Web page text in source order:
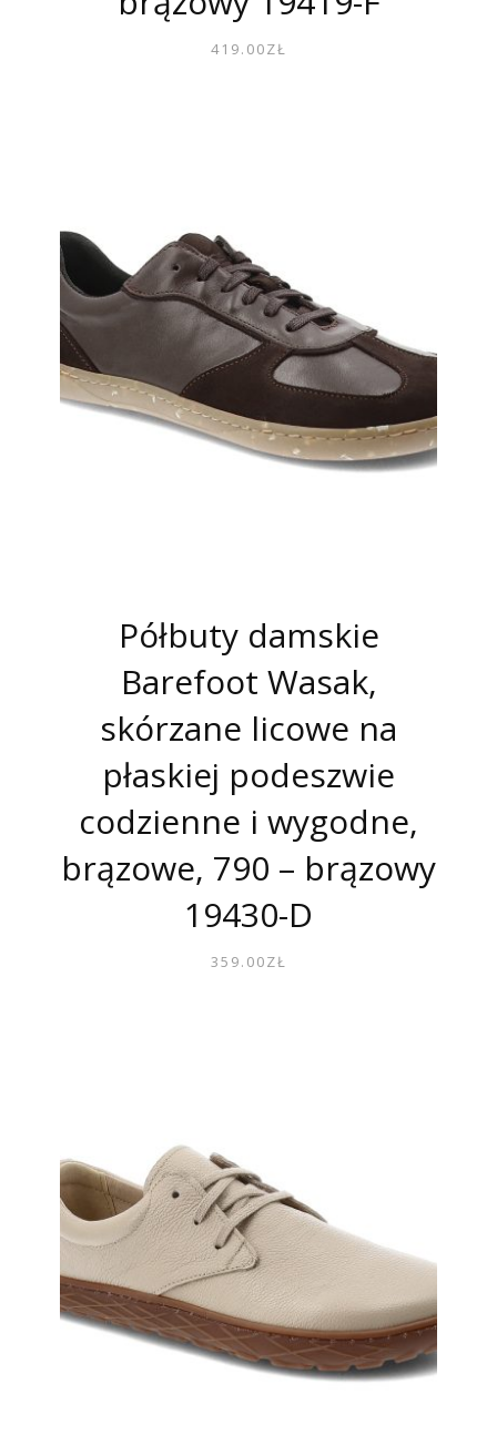
419.00ZŁ
Półbuty damskie
Barefoot Wasak,
skórzane licowe na
płaskiej podeszwie
codzienne i wygodne,
brązowe, 790 – brązowy
19430-D
359.00ZŁ